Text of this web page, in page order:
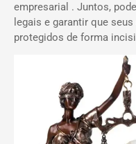
empresarial . Juntos,
legais e garantir que
protegidos de forma